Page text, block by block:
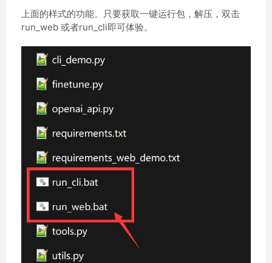
上面的样式的功能。只要获取一键运行包，解压，双击
run_web 或者run_cli即可体验。